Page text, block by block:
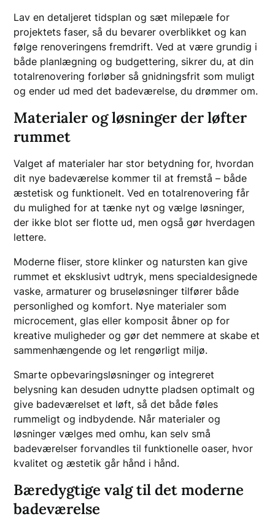
Lav en detaljeret tidsplan og sæt milepæle for
projektets faser, så du bevarer overblikket og kan
følge renoveringens fremdrift. Ved at være grundig i
både planlægning og budgettering, sikrer du, at din
totalrenovering forløber så gnidningsfrit som muligt
og ender ud med det badeværelse, du drømmer om.
Materialer og løsninger der løfter
rummet
Valget af materialer har stor betydning for, hvordan
dit nye badeværelse kommer til at fremstå – både
æstetisk og funktionelt. Ved en totalrenovering får
du mulighed for at tænke nyt og vælge løsninger,
der ikke blot ser flotte ud, men også gør hverdagen
lettere.
Moderne fliser, store klinker og natursten kan give
rummet et eksklusivt udtryk, mens specialdesignede
vaske, armaturer og bruseløsninger tilfører både
personlighed og komfort. Nye materialer som
microcement, glas eller komposit åbner op for
kreative muligheder og gør det nemmere at skabe et
sammenhængende og let rengørligt miljø.
Smarte opbevaringsløsninger og integreret
belysning kan desuden udnytte pladsen optimalt og
give badeværelset et løft, så det både føles
rummeligt og indbydende. Når materialer og
løsninger vælges med omhu, kan selv små
badeværelser forvandles til funktionelle oaser, hvor
kvalitet og æstetik går hånd i hånd.
Bæredygtige valg til det moderne
badeværelse